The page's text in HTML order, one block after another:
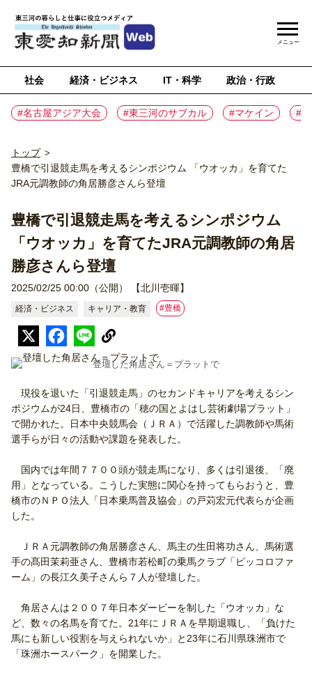
社会 経済・ビジネス IT・科学 政治・行政
#名古屋アジア大会 #東三河のサブカル #マケイン #
メニュー
トップ >
豊橋で引退競走馬を考えるシンポジウム 「ウオッカ」を育てた
JRA元調教師の角居勝彦さんら登壇
豊橋で引退競走馬を考えるシンポジウム
「ウオッカ」を育てたJRA元調教師の角居
勝彦さんら登壇
2025/02/25 00:00（公開） 【北川壱暉】
経済・ビジネス キャリア・教育 #豊橋
登壇した角居さん＝プラットで
現役を退いた「引退競走馬」のセカンドキャリアを考えるシン
ポジウムが24日、豊橋市の「穂の国とよはし芸術劇場プラット」
で開かれた。日本中央競馬会（ＪＲＡ）で活躍した調教師や馬術
選手らが日々の活動や課題を発表した。
国内では年間７７００頭が競走馬になり、多くは引退後、「廃
用」となっている。こうした実態に関心を持ってもらおうと、豊
橋市のＮＰＯ法人「日本乗馬普及協会」の戸苅宏元代表らが企画
した。
ＪＲＡ元調教師の角居勝彦さん、馬主の生田将功さん、馬術選
手の髙田茉莉亜さん、豊橋市若松町の乗馬クラブ「ピッコロファ
ーム」の長江久美子さんら７人が登壇した。
角居さんは２００７年日本ダービーを制した「ウオッカ」な
ど、数々の名馬を育てた。21年にＪＲＡを早期退職し、「負けた
馬にも新しい役割を与えられないか」と23年に石川県珠洲市で
「珠洲ホースパーク」を開業した。